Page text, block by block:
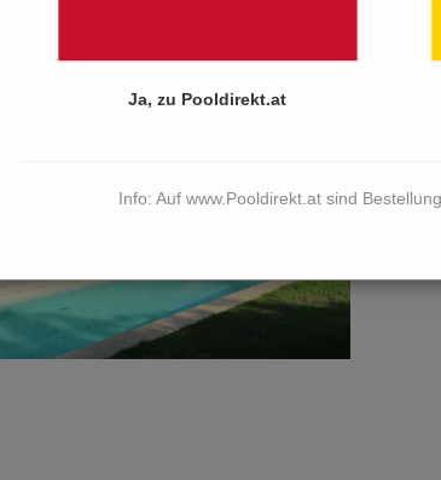
Ja, zu Pooldirekt.at
Info: Auf www.Pooldirekt.at sind